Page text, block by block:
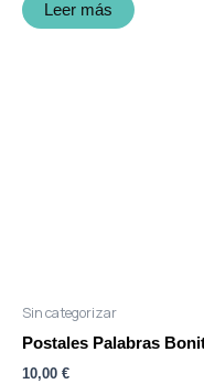
Leer más
Sin categorizar
Postales Palabras
10,00 €